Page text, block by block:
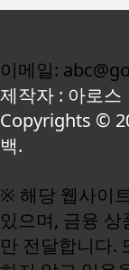
이메일:
제작자 : 아로스
Copyrights ©
백.
※ 해당 웹사이
있으며, 금융
만 전달합니다.